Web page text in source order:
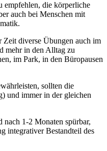
empfehlen, die körperliche
auch bei Menschen mit
Zeit diverse Übungen auch im
mehr in den Alltag zu
im Park, in den Büropausen
sollten die
und immer in der gleichen
nach 1-2 Monaten spürbar,
integrativer Bestandteil des